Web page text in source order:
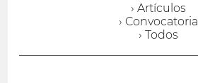
› Artículos
› Convocatoria
› Todos